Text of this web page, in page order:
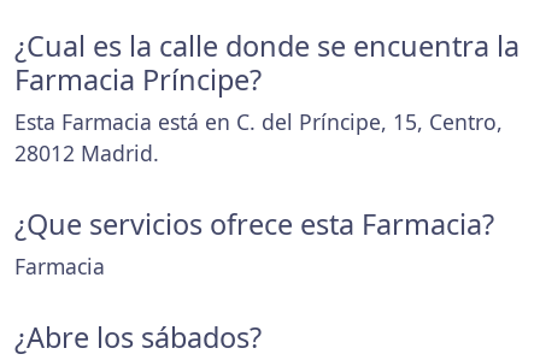
¿Cual es la calle donde se encuentra la
Farmacia Príncipe?
Esta Farmacia está en C. del Príncipe, 15, Centro,
28012 Madrid.
¿Que servicios ofrece esta Farmacia?
Farmacia
¿Abre los sábados?